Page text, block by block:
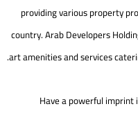
providing various property
country. Arab Developers
art amenities and services
Have a powerful